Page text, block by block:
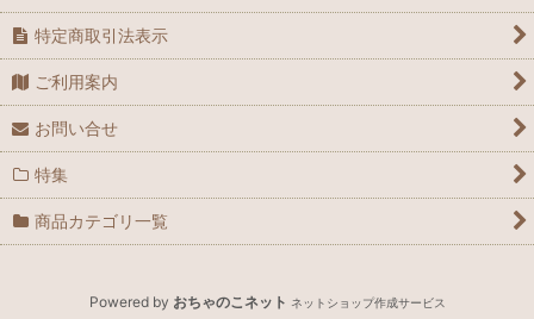
特定商取引法表示
ご利用案内
お問い合せ
特集
商品カテゴリ一覧
Powered by おちゃのこネット ネットショップ作成サービス